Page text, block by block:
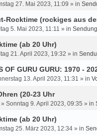
27. Mai 2023, 11:09 » in
Rocktime (rockiges aus
5. Mai 2023, 11:11 » in
(ab 20 Uhr)
21. April 2023, 19:32 » in
OF GURU GURU: 1970 -
13. April 2023, 11:31 » in
(20-23 Uhr
» Sonntag 9. April 2023, 09:35 » in
(ab 20 Uhr)
25. März 2023, 12:34 » in